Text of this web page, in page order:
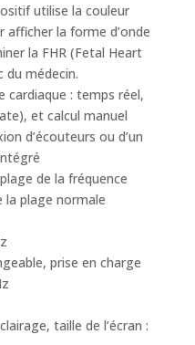
utilise la couleur
la forme d’onde
la FHR (Fetal Heart
du médecin.
cardiaque : temps réel,
et calcul manuel
d’écouteurs ou d’un
de la fréquence
la plage normale
prise en charge
taille de l’écran :